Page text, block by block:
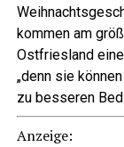
kom­men am
Ost­fries­land
„denn sie
zu bes­se­ren
Anzei­ge: